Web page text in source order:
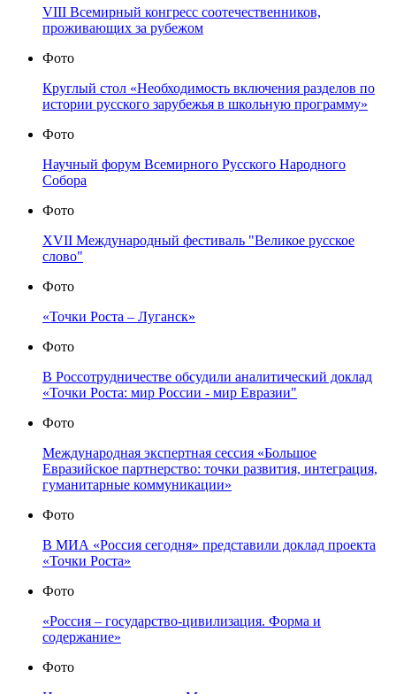
VIII Всемирный конгресс соотечественников,
проживающих за рубежом
Фото
Круглый стол «Необходимость включения разделов по
истории русского зарубежья в школьную программу»
Фото
Научный форум Всемирного Русского Народного
Собора
Фото
XVII Международный фестиваль "Великое русское
слово"
Фото
«Точки Роста – Луганск»
Фото
В Россотрудничестве обсудили аналитический доклад
«Точки Роста: мир России - мир Евразии"
Фото
Международная экспертная сессия «Большое
Евразийское партнерство: точки развития, интеграция,
гуманитарные коммуникации»
Фото
В МИА «Россия сегодня» представили доклад проекта
«Точки Роста»
Фото
«Россия – государство-цивилизация. Форма и
содержание»
Фото